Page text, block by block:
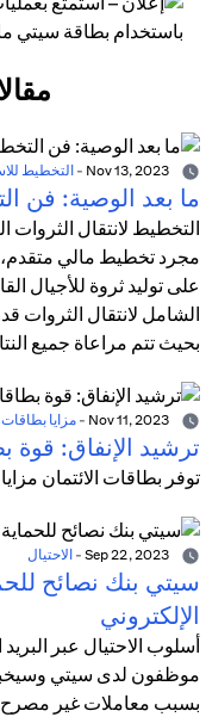
-التخطيط
ما بعد الوصية: فن
التخطيط لانتقال الثروات
مجرد تخطيط مالي متقدم،
على توليد ثروة للأجيال
الشامل لانتقال الثروات
بحيث تتم مراعاة جميع
- مزايا بطاقات
ترشيد الإنفاق: قوة
توفر بطاقات الائتمان
- الاحتيال
سيتي بنك نصائح
الإلكتروني
أسلوب الاحتيال عبر البريد
موظفون لدى سيتي
بسبب معاملات غير مصرح